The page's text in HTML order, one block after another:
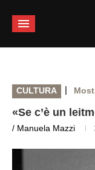
CULTURA |
«Se c’è un
/ Manuela Mazzi